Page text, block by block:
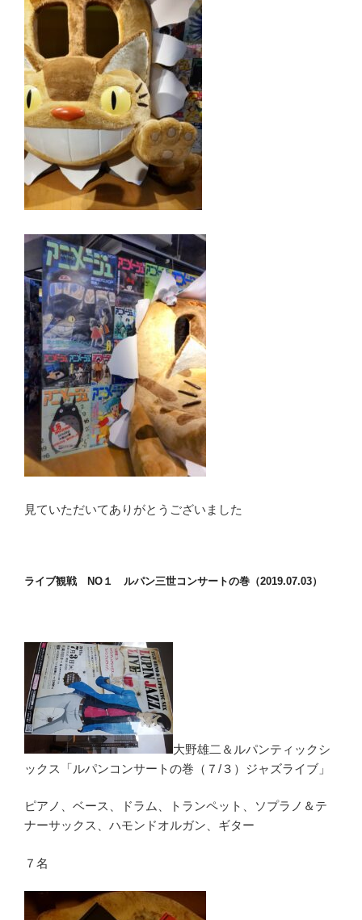
見ていただいてありがとうございました
ライブ観戦 NO１ ルパン三世コンサートの巻（2019.07.03）
大野雄二＆ルパンティックシ
ックス「ルパンコンサートの巻（７/３）ジャズライブ」
ピアノ、ベース、ドラム、トランペット、ソプラノ＆テ
ナーサックス、ハモンドオルガン、ギター
７名